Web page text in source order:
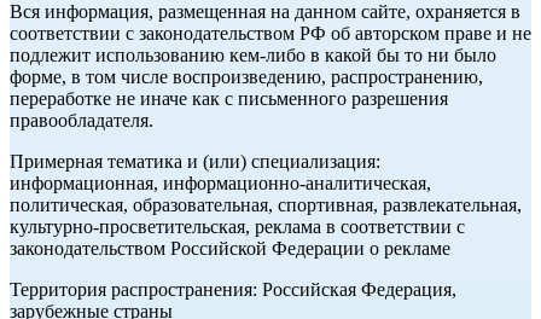
Вся информация, размещенная на данном сайте, охраняется в
соответствии с законодательством РФ об авторском праве и не
подлежит использованию кем-либо в какой бы то ни было
форме, в том числе воспроизведению, распространению,
переработке не иначе как с письменного разрешения
правообладателя.
Примерная тематика и (или) специализация:
информационная, информационно-аналитическая,
политическая, образовательная, спортивная, развлекательная,
культурно-просветительская, реклама в соответствии с
законодательством Российской Федерации о рекламе
Территория распространения: Российская Федерация,
зарубежные страны